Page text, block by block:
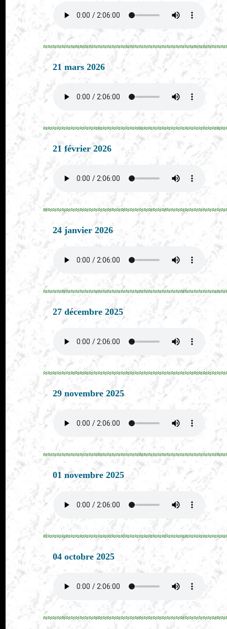
21 mars 2026
21 février 2026
24 janvier 2026
27 décembre 2025
29 novembre 2025
01 novembre 2025
04 octobre 2025